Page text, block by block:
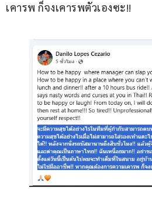
เคารพ ก็จงเคารพตัวเองซะ!!